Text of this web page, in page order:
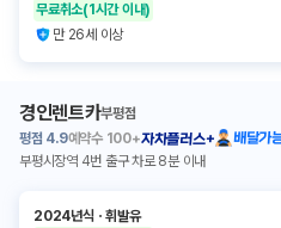
무료취소(1시간 이내)
만 26세 이상
경인렌트카부평점
평점 4.9예약수 100+자차플러스+ 배달가
부평시장역 4번 출구 차로 8분 이내
2024년식 ㆍ휘발유